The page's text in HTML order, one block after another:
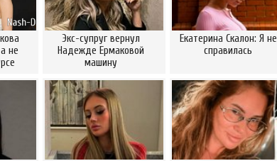
не
Экс-супруг вернул
Надежде Ермаковой
машину
Екатерина Скалон: Я не
справилась